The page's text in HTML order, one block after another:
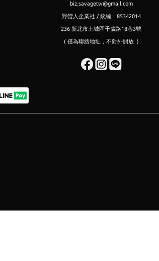
biz.savagetw@gmail.com
野蠻人企業社 / 統編：85342014
236 新北市土城區千歲路18巷3號
( 僅為聯絡地址，不對外開放 )